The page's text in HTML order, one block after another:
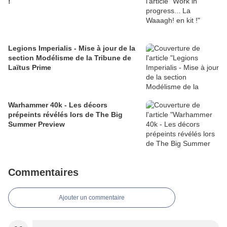
Legions Imperialis - Mise à jour de la
section Modélisme de la Tribune de
Laïtus Prime
Warhammer 40k - Les décors
prépeints révélés lors de The Big
Summer Preview
Commentaires
Ajouter un commentaire